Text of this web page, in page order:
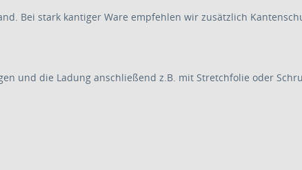
Bei stark kantiger Ware empfehlen wir zusätzlich
und die Ladung anschließend z.B. mit Stretchfolie oder